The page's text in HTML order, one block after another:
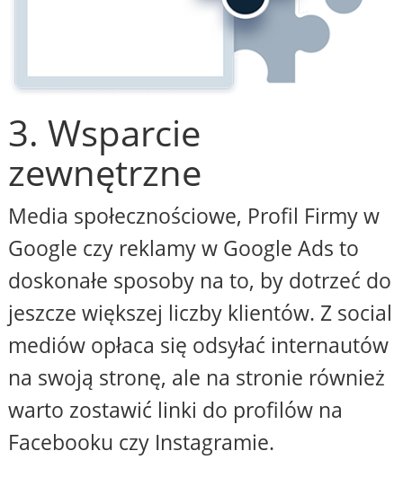
3. Wsparcie
zewnętrzne
Media społecznościowe, Profil Firmy w
Google czy reklamy w Google Ads to
doskonałe sposoby na to, by dotrzeć do
jeszcze większej liczby klientów. Z social
mediów opłaca się odsyłać internautów
na swoją stronę, ale na stronie również
warto zostawić linki do profilów na
Facebooku czy Instagramie.